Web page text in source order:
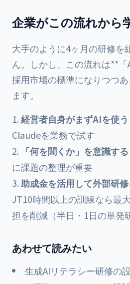
企業がこの流れから
大手のように4ヶ月の研修を
ん。しかし、この流れは**
採用市場の標準になりつつ
ます。
経営者自身がまずAIを使う
Claudeを業務で試す
「何を聞くか」を意識する
に課題の整理が重要
助成金を活用して外部研
JT10時間以上の訓練なら最
担を削減（半日・1日の単発
あわせて読みたい
生成AIリテラシー研修の